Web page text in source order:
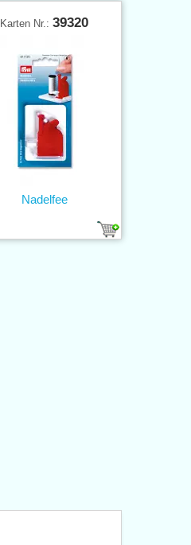
Karten Nr.: 39320
Nadelfee